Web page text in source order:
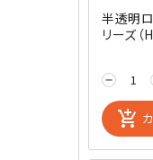
半透明
リーズ
remove
add_shopping_cart